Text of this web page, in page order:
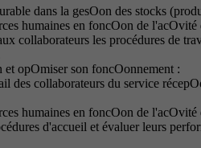
dans la gesOon des stocks
humaines en foncOon de
collaborateurs les procédures de
et opOmiser son foncOonnement :
des collaborateurs du service
humaines en foncOon de
d'accueil et évaluer leurs